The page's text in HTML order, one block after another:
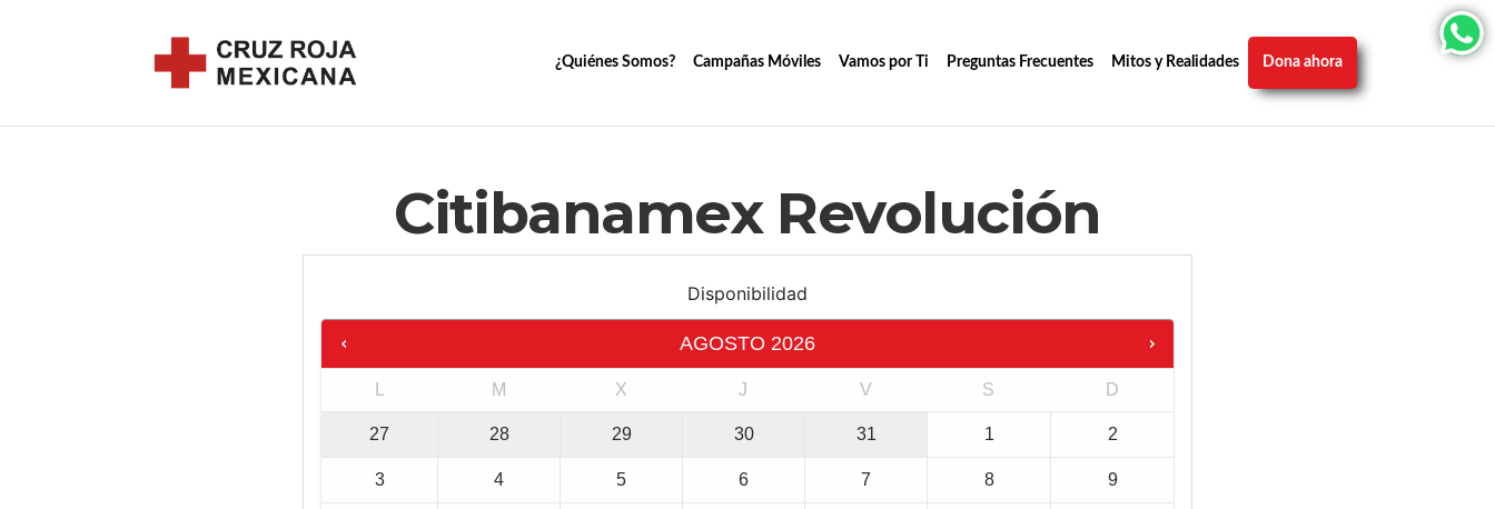
¿Quiénes Somos? Campañas Móviles Vamos por Ti Preguntas Frecuentes Mitos y Realidades Dona ahora
Citibanamex Revolución
Disponibilidad
AGOSTO 2026
M X J V S D
27 28 29 30 31 1 2
3 4 5 6 7 8 9